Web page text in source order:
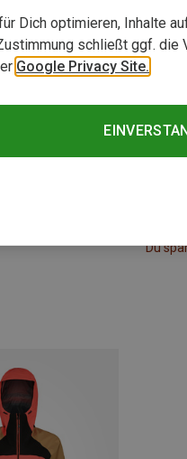
Du
Dich optimieren, Inhalte
schließt ggf. die
Google Privacy Site.